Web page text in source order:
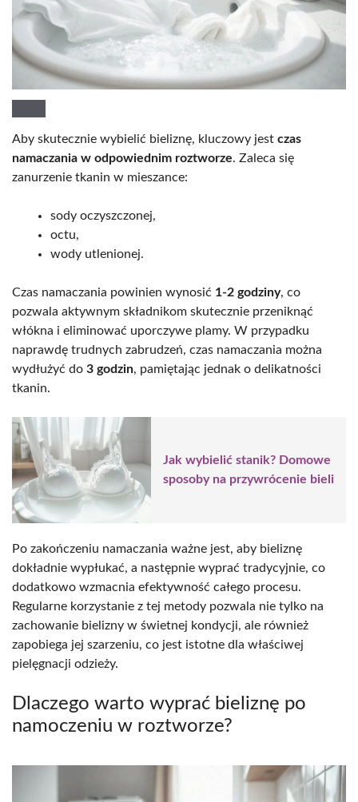
Aby skutecznie wybielić bieliznę, kluczowy jest czas
namaczania w odpowiednim roztworze. Zaleca się
zanurzenie tkanin w mieszance:
sody oczyszczonej,
octu,
wody utlenionej.
Czas namaczania powinien wynosić 1-2 godziny, co
pozwala aktywnym składnikom skutecznie przeniknąć
włókna i eliminować uporczywe plamy. W przypadku
naprawdę trudnych zabrudzeń, czas namaczania można
wydłużyć do 3 godzin, pamiętając jednak o delikatności
tkanin.
Jak wybielić stanik? Domowe
sposoby na przywrócenie bieli
Po zakończeniu namaczania ważne jest, aby bieliznę
dokładnie wypłukać, a następnie wyprać tradycyjnie, co
dodatkowo wzmacnia efektywność całego procesu.
Regularne korzystanie z tej metody pozwala nie tylko na
zachowanie bielizny w świetnej kondycji, ale również
zapobiega jej szarzeniu, co jest istotne dla właściwej
pielęgnacji odzieży.
Dlaczego warto wyprać bieliznę po
namoczeniu w roztworze?